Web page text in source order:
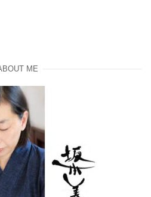
ME